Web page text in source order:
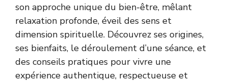
son approche unique du bien-être, mêlant
relaxation profonde, éveil des sens et
dimension spirituelle. Découvrez ses origines,
ses bienfaits, le déroulement d’une séance, et
des conseils pratiques pour vivre une
expérience authentique, respectueuse et